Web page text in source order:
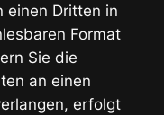
einen Dritten in
Format
Sie die
an einen
erfolgt